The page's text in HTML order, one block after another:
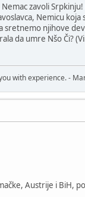
zavoli
Nemicu
njihove
da umre Nšo Či?
with experience. -
Austrije i BiH,